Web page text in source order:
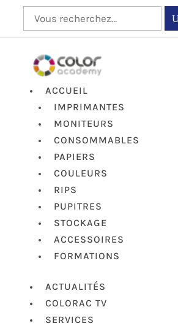
ACCUEIL
IMPRIMANTES
MONITEURS
CONSOMMABLES
PAPIERS
COULEURS
RIPS
PUPITRES
STOCKAGE
ACCESSOIRES
FORMATIONS
ACTUALITÉS
COLORAC TV
SERVICES